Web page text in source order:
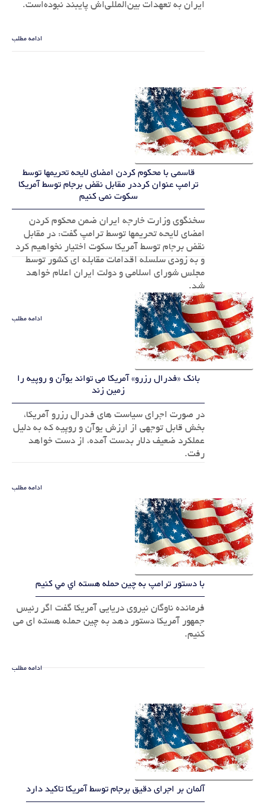
ایران به تعهدات بین‌المللی‌اش پایبند نبوده‌است.
ادامه مطلب
قاسمی با محکوم کردن امضای لایحه تحریمها توسط
ترامپ عنوان کرددر مقابل نقض برجام توسط آمریکا
سکوت نمی کنیم
سخنگوی وزارت خارجه ایران ضمن محکوم کردن
امضای لایحه تحریمها توسط ترامپ گفت: در مقابل
نقض برجام توسط آمریکا سکوت اختیار نخواهیم کرد
و به زودی سلسله اقدامات مقابله ای کشور توسط
مجلس شورای اسلامی و دولت ایران اعلام خواهد
شد.
ادامه مطلب
بانک «فدرال رزرو» آمریکا می تواند یوآن و روپیه را
زمین زند
در صورت اجرای سیاست های فدرال رزرو آمریکا،
بخش قابل توجهی از ارزش یوآن و روپیه که به دلیل
عملکرد ضعیف دلار بدست آمده، از دست خواهد
رفت.
ادامه مطلب
با دستور ترامپ به چين حمله هسته اي مي کنيم
فرمانده ناوگان نيروي دريايي آمريکا گفت اگر رئيس
جمهور آمريکا دستور دهد به چين حمله هسته اي مي
کنيم.
ادامه مطلب
آلمان بر اجرای دقیق برجام توسط آمریکا تاکید دارد